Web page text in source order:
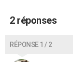
Carte de Noël
Carte Bonne année
Carte Saint-Valentin
Carte Pâques
Carte d'anniversaire
DICTIONNAIRE
Dictionnaire
Biographies
Citations
Expressions
Proverbes
PROGRAMME TV
2 réponses
RÉPONSE 1 / 2